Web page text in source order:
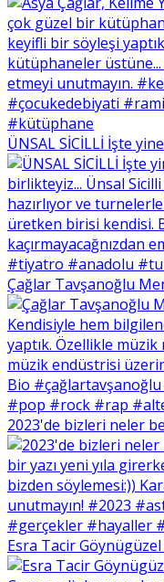
ÜNSAL SİCİLLİ İşte
Çağlar Tavşanoğlu
2023'de bizleri neler
Esra Tacir